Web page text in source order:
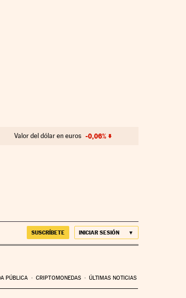
Valor del dólar en euros -0,06%
SUSCRÍBETE INICIAR SESIÓN
PÚBLICA CRIPTOMONEDAS ÚLTIMAS NOTICIAS